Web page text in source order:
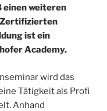
einen weiteren
Zertifizierten
ist ein
Academy.
wird das
Tätigkeit als Profi
Anhand